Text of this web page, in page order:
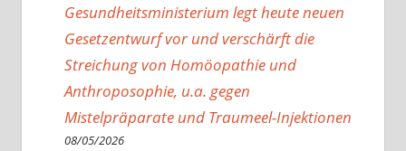
Gesundheitsministerium legt heute neuen
Gesetzentwurf vor und verschärft die
Streichung von Homöopathie und
Anthroposophie, u.a. gegen
Mistelpräparate und Traumeel-Injektionen
08/05/2026